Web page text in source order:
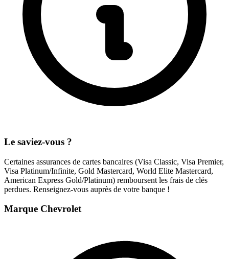
Le saviez-vous ?
Certaines assurances de cartes bancaires (Visa Classic, Visa Premier,
Visa Platinum/Infinite, Gold Mastercard, World Elite Mastercard,
American Express Gold/Platinum) remboursent les frais de clés
perdues. Renseignez-vous auprès de votre banque !
Marque Chevrolet